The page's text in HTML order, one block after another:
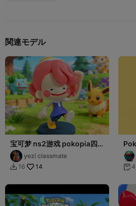
関連モデル
宝可梦 ns2游戏 pokopia四
色半分件yezi classmate
 16 14  4